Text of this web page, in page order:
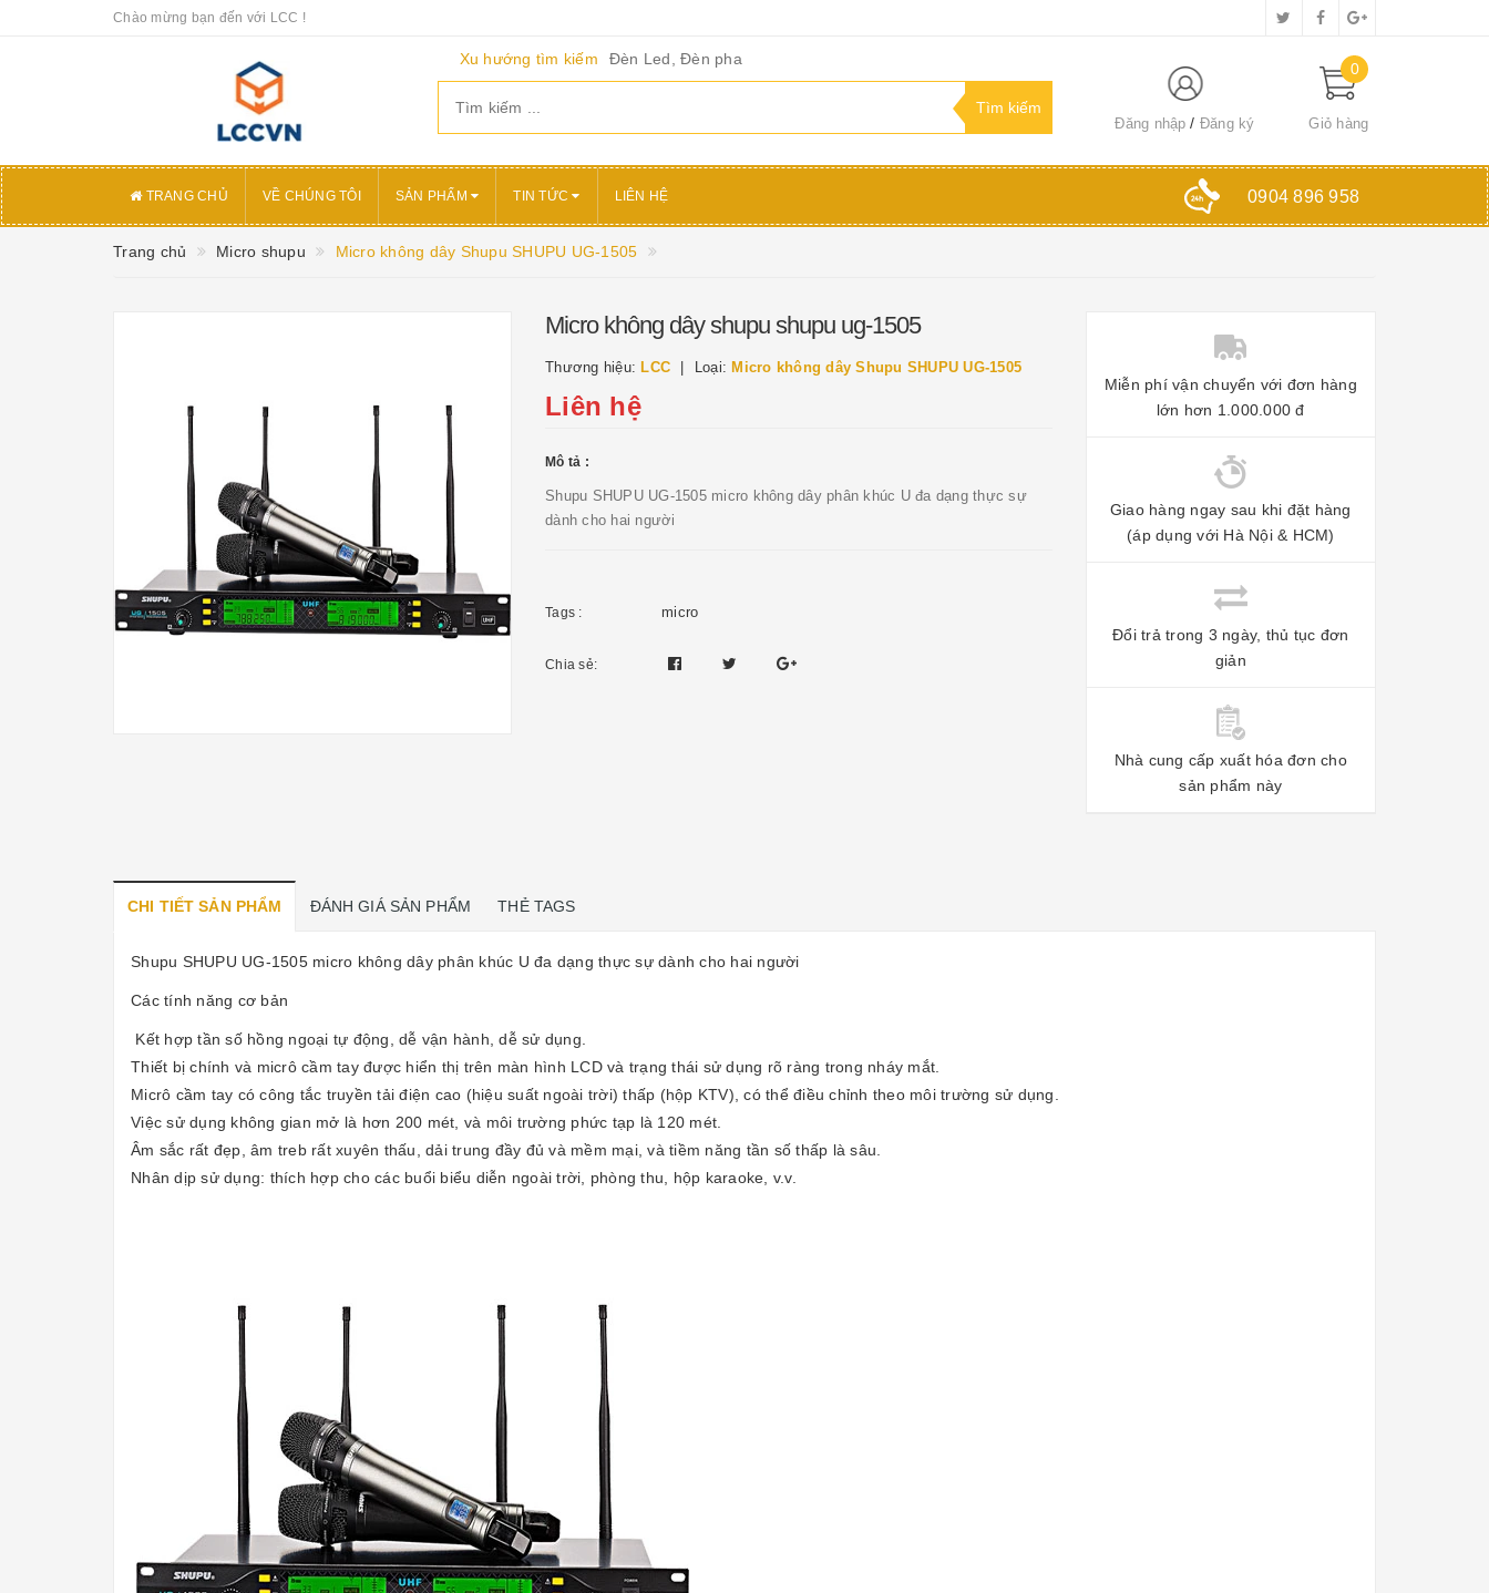
Chào mừng bạn đến với LCC !
Xu hướng tìm kiếm Đèn Led, Đèn pha
Đăng nhập Đăng ký
0
Giỏ hàng
TRANG CHỦ VỀ CHÚNG TÔI SẢN PHẨM TIN TỨC LIÊN HỆ 0904 896 958
Trang chủ Micro shupu Micro không dây Shupu SHUPU UG-1505
Micro không dây shupu shupu ug-1505
Thương hiệu: LCC Loại: Micro không dây Shupu SHUPU UG-1505
Liên hệ
Mô tả :
Shupu SHUPU UG-1505 micro không dây phân khúc U đa dạng thực sự
dành cho hai người
Tags : micro
Chia sẻ:
Miễn phí vận chuyển với đơn hàng
lớn hơn 1.000.000 đ
Giao hàng ngay sau khi đặt hàng
(áp dụng với Hà Nội & HCM)
Đổi trả trong 3 ngày, thủ tục đơn
giản
Nhà cung cấp xuất hóa đơn cho
sản phẩm này
CHI TIẾT SẢN PHẨM ĐÁNH GIÁ SẢN PHẨM THẺ TAGS
Shupu SHUPU UG-1505 micro không dây phân khúc U đa dạng thực sự dành cho hai người
Các tính năng cơ bản
Kết hợp tần số hồng ngoại tự động, dễ vận hành, dễ sử dụng.
Thiết bị chính và micrô cầm tay được hiển thị trên màn hình LCD và trạng thái sử dụng rõ ràng trong nháy mắt.
Micrô cầm tay có công tắc truyền tải điện cao (hiệu suất ngoài trời) thấp (hộp KTV), có thể điều chỉnh theo môi trường sử dụng.
Việc sử dụng không gian mở là hơn 200 mét, và môi trường phức tạp là 120 mét.
Âm sắc rất đẹp, âm treb rất xuyên thấu, dải trung đầy đủ và mềm mại, và tiềm năng tần số thấp là sâu.
Nhân dịp sử dụng: thích hợp cho các buổi biểu diễn ngoài trời, phòng thu, hộp karaoke, v.v.